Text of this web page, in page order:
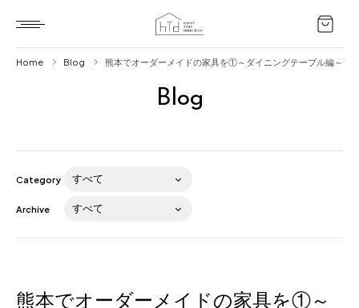
Blog
Blog
Home Blog 熊本でオーダーメイドの家具を①～ダイニングテーブル編～
Category
Archive
熊本でオーダーメイドの家具を①～